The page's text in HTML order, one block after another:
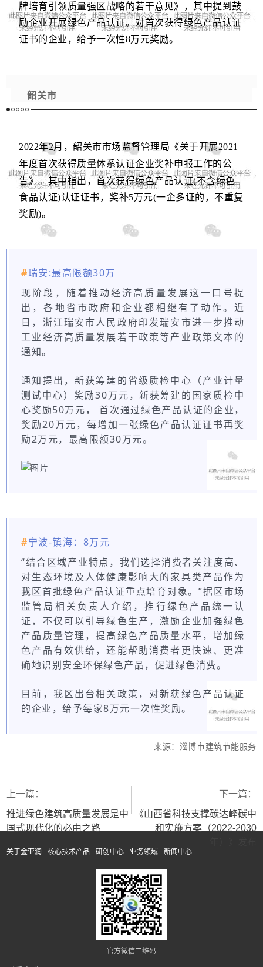
牌培育引领质量强区战略的若干意见》，其中提到鼓
励企业开展绿色产品认证。对首次获得绿色产品认证
证书的企业，给予一次性8万元奖励。
韶关市
2022年2月，韶关市市场监督管理局《关于开展2021
年度首次获得质量体系认证企业奖补申报工作的公
告》。其中指出，首次获得绿色产品认证(不含绿色
食品认证)认证证书，奖补5万元(一企多证的，不重复
奖励)。
#瑞安:最高限额30万
现阶段，随着推动经济高质量发展这一口号提
出，各地省市政府和企业都相继有了动作。近
日，浙江瑞安市人民政府印发瑞安市进一步推动
工业经济高质量发展若干政策等产业政策文本的
通知。
通知提出，新获筹建的省级质检中心（产业计量
测试中心）奖励30万元，新获筹建的国家质检中
心奖励50万元， 首次通过绿色产品认证的企业，
奖励20万元，每增加一张绿色产品认证证书再奖
励2万元，最高限额30万元。
#宁波-镇海：8万元
“结合区域产业特点，我们选择消费者关注度高、
对生态环境及人体健康影响大的家具类产品作为
我区首批绿色产品认证重点培育对象。”据区市场
监管局相关负责人介绍，推行绿色产品统一认
证，不仅可以引导绿色生产，激励企业加强绿色
产品质量管理，提高绿色产品质量水平，增加绿
色产品有效供给，还能帮助消费者更快速、更准
确地识别安全环保绿色产品，促进绿色消费。
目前，我区出台相关政策，对新获绿色产品认证
的企业，给予每家8万元一次性奖励。
来源：淄博市建筑节能服务
上一篇：
推进绿色建筑高质量发展是中
国式现代化的必由之路
下一篇：
《山西省科技支撑碳达峰碳中
和实施方案（2022-2030
关于金亚润 核心技术产品 研创中心 业务领域 新闻中心
官方微信二维码